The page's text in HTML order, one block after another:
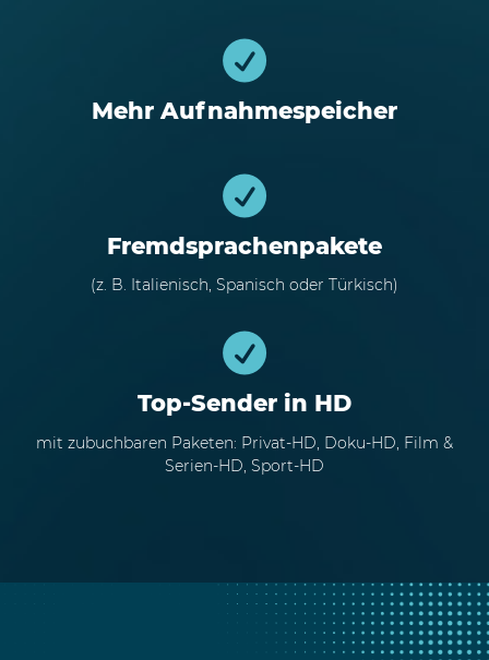
Mehr Aufnahmespeicher
Fremdsprachenpakete
(z. B. Italienisch, Spanisch oder Türkisch)
Top-Sender in HD
mit zubuchbaren Paketen: Privat-HD, Doku-HD, Film &
Serien-HD, Sport-HD